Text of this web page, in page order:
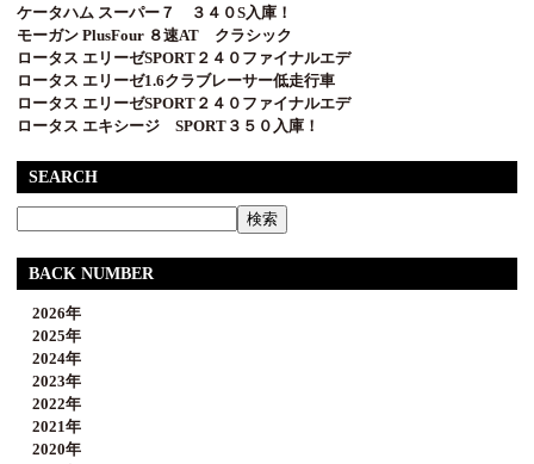
ケータハム スーパー７ ３４０S入庫！
モーガン PlusFour ８速AT クラシック
ロータス エリーゼSPORT２４０ファイナルエデ
ロータス エリーゼ1.6クラブレーサー低走行車
ロータス エリーゼSPORT２４０ファイナルエデ
ロータス エキシージ SPORT３５０入庫！
SEARCH
BACK NUMBER
2026年
2025年
2024年
2023年
2022年
2021年
2020年